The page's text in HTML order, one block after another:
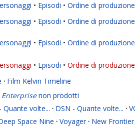
Episodi Ordine di produzione
Episodi Ordine di produzione
Episodi Ordine di produzione
Episodi Ordine di produzione
· Film Kelvin Timeline
Enterprisenon prodotti
Quante volte... · DSN - Quante volte... ·
Space Nine · Voyager · New Frontier